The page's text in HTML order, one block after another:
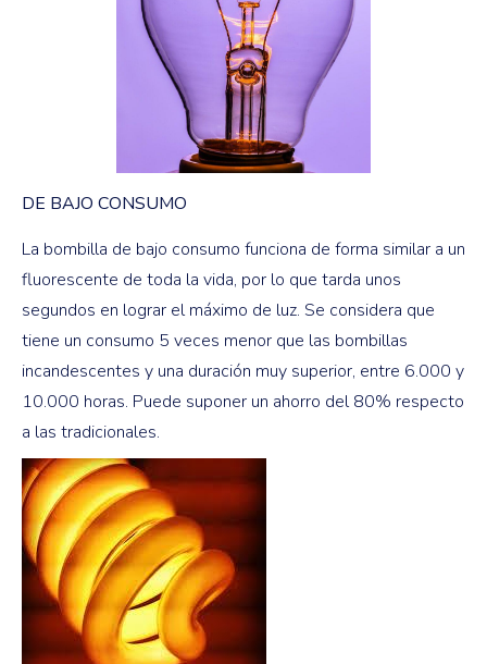
DE BAJO CONSUMO
La bombilla de bajo consumo funciona de forma similar a un
fluorescente de toda la vida, por lo que tarda unos
segundos en lograr el máximo de luz. Se considera que
tiene un consumo 5 veces menor que las bombillas
incandescentes y una duración muy superior, entre 6.000 y
10.000 horas. Puede suponer un ahorro del 80% respecto
a las tradicionales.